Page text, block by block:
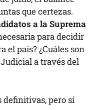
que certezas.
a la Suprema
para decidir
el país? ¿Cuáles son
a través del
definitivas, pero sí